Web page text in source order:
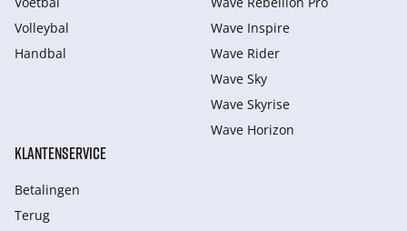
Volleybal
Handbal
Wave Inspire
Wave Rider
Wave Sky
Wave Skyrise
Wave Horizon
KLANTENSERVICE
Betalingen
Terug